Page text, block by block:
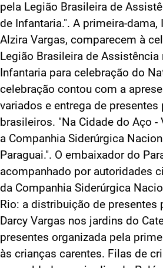
pela Legião Brasileira de
de Infantaria.". A primeira-dama,
Alzira Vargas, comparecem à
Legião Brasileira de
Infantaria para celebração do
celebração contou com a
variados e entrega de presentes
brasileiros. "Na Cidade do Aço
a Companhia Siderúrgica
Paraguai.". O embaixador do
acompanhado por autoridades
da Companhia Siderúrgica
Rio: a distribuição de presentes
Darcy Vargas nos jardins do
presentes organizada pela
às crianças carentes. Filas de